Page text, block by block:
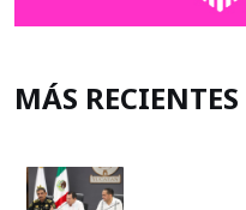
MÁS RECIENTES